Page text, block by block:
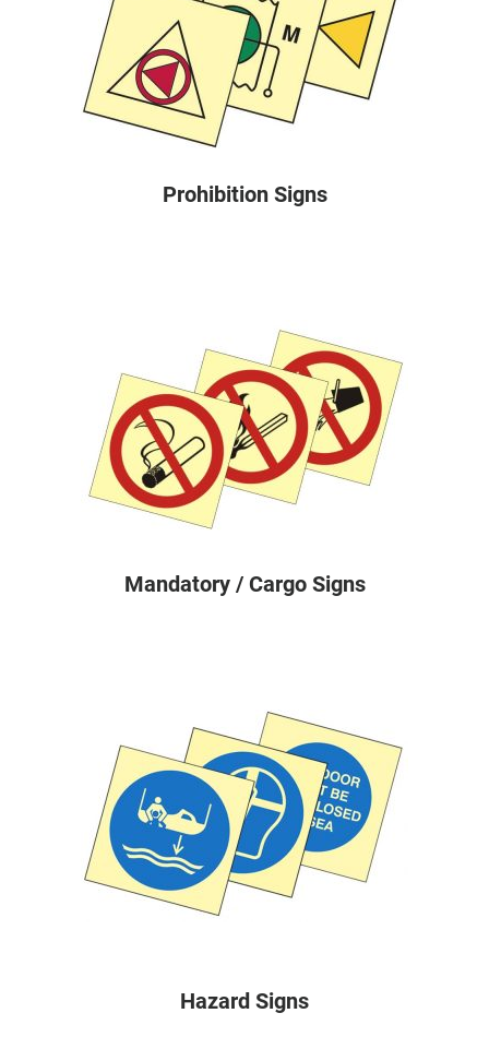
Prohibition Signs
Mandatory / Cargo Signs
Hazard Signs